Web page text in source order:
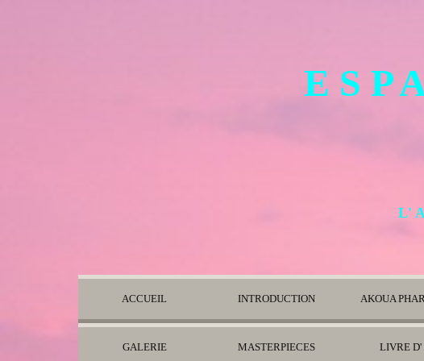
E S P
L'
ACCUEIL INTRODUCTION AKOUA
GALERIE MASTERPIECES LIVRE D'